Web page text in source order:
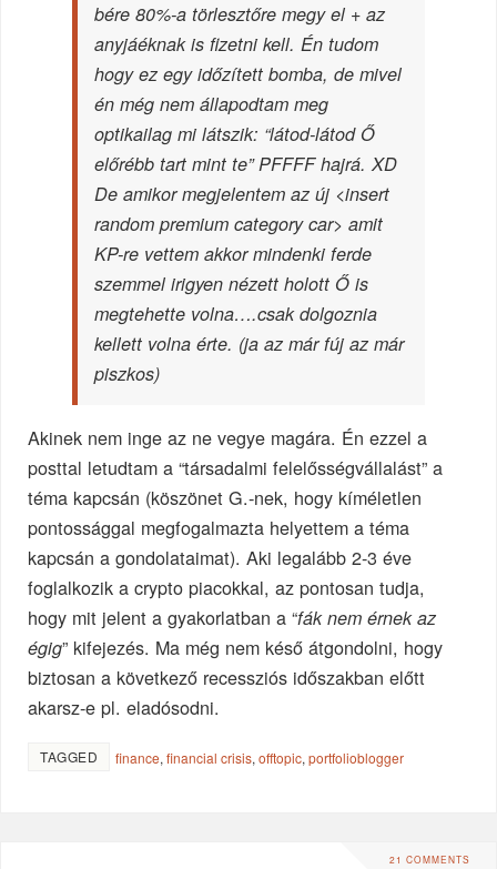
bére 80%-a törlesztőre megy el + az
anyjáéknak is fizetni kell. Én tudom
hogy ez egy időzített bomba, de mivel
én még nem állapodtam meg
optikailag mi látszik: “látod-látod Ő
előrébb tart mint te” PFFFF hajrá. XD
De amikor megjelentem az új <insert
random premium category car> amit
KP-re vettem akkor mindenki ferde
szemmel irigyen nézett holott Ő is
megtehette volna….csak dolgoznia
kellett volna érte. (ja az már fúj az már
piszkos)
Akinek nem inge az ne vegye magára. Én ezzel a
posttal letudtam a “társadalmi felelősségvállalást” a
téma kapcsán (köszönet G.-nek, hogy kíméletlen
pontossággal megfogalmazta helyettem a téma
kapcsán a gondolataimat). Aki legalább 2-3 éve
foglalkozik a crypto piacokkal, az pontosan tudja,
hogy mit jelent a gyakorlatban a “fák nem érnek az
égig” kifejezés. Ma még nem késő átgondolni, hogy
biztosan a következő recessziós időszakban előtt
akarsz-e pl. eladósodni.
TAGGED finance,financial crisis,offtopic,portfolioblogger
21 COMMENTS